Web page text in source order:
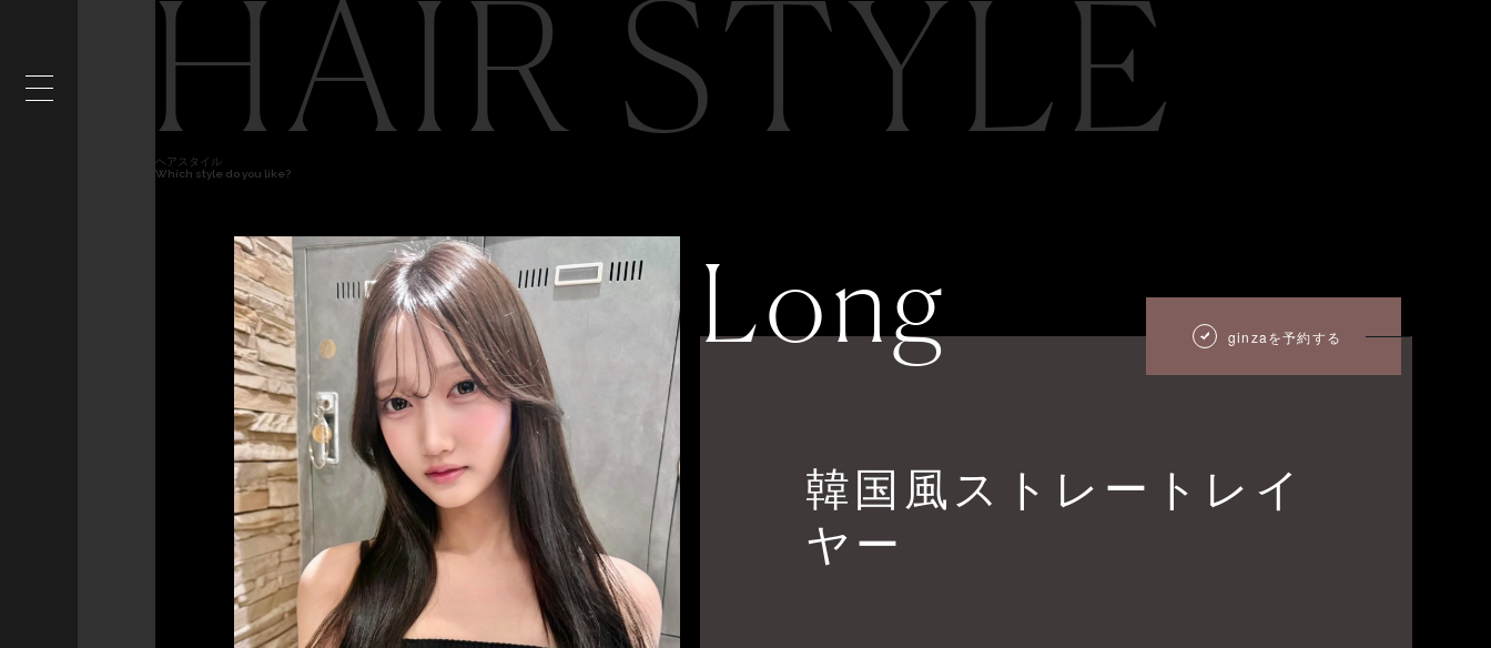
HAIR STYLE
ヘアスタイル
Which style do you like?
Long ginzaを予約する
韓国風ストレートレイ
ヤー